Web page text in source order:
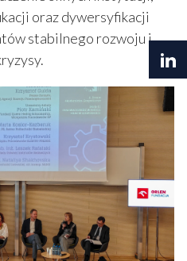
oraz dywersyfikacji
stabilnego rozwoju i